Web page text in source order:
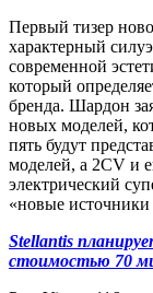
Первый тизер
характерный
современной
который
бренда. Шардон
новых моделей,
пять будут
моделей, а 2CV и
электрический
«новые
Stellantis
стоимостью 70